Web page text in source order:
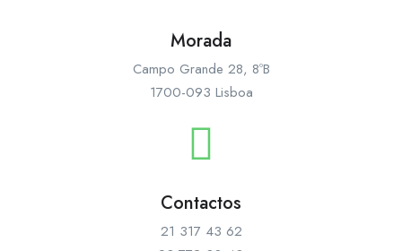
Morada
Campo Grande 28, 8ºB
1700-093 Lisboa
Contactos
21 317 43 62